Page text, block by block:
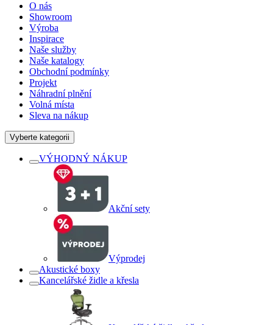
O nás
Showroom
Výroba
Inspirace
Naše služby
Naše katalogy
Obchodní podmínky
Projekt
Náhradní plnění
Volná místa
Sleva na nákup
Vyberte kategorii
VÝHODNÝ NÁKUP
Akční sety
Výprodej
Akustické boxy
Kancelářské židle a křesla